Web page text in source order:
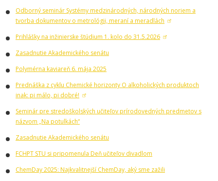
Odborný seminár Systémy medzinárodných, národných noriem a
tvorba dokumentov o metrológii, meraní a meradlách
Prihlášky na inžinierske štúdium 1. kolo do 31.5.2026
Zasadnutie Akademického senátu
Polymérna kaviareň 6. mája 2025
Prednáška z cyklu Chemické horizonty O alkoholických produktoch
inak: pi málo, pi dobré!
Seminár pre stredoškolských učiteľov prírodovedných predmetov s
názvom „Na potulkách“
Zasadnutie Akademického senátu
FCHPT STU si pripomenula Deň učiteľov divadlom
ChemDay 2025: Najkvalitnejší ChemDay, aký sme zažili